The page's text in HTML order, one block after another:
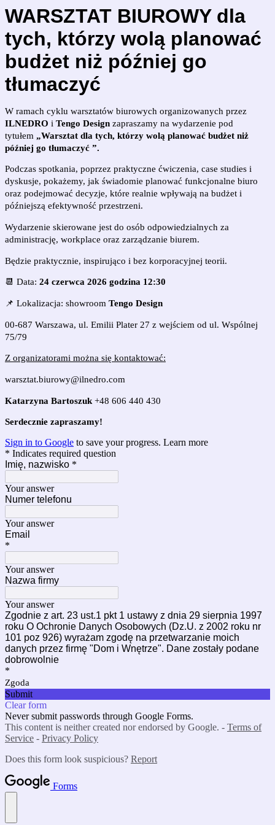
WARSZTAT BIUROWY dla
tych, którzy wolą planować
budżet niż później go
tłumaczyć
W ramach cyklu warsztatów biurowych organizowanych przez
ILNEDRO i Tengo Design zapraszamy na wydarzenie pod
tytułem „Warsztat dla tych, którzy wolą planować budżet niż
później go tłumaczyć ”.
Podczas spotkania, poprzez praktyczne ćwiczenia, case studies i
dyskusje, pokażemy, jak świadomie planować funkcjonalne biuro
oraz podejmować decyzje, które realnie wpływają na budżet i
późniejszą efektywność przestrzeni.
Wydarzenie skierowane jest do osób odpowiedzialnych za
administrację, workplace oraz zarządzanie biurem.
Będzie praktycznie, inspirująco i bez korporacyjnej teorii.
📆 Data: 24 czerwca 2026 godzina 12:30
📌 Lokalizacja: showroom Tengo Design
00-687 Warszawa, ul. Emilii Plater 27 z wejściem od ul. Wspólnej
75/79
Z organizatorami można się kontaktować:
warsztat.biurowy@ilnedro.com
Katarzyna Bartoszuk +48 606 440 430
Serdecznie zapraszamy!
Sign in to Google to save your progress. Learn more
* Indicates required question
Imię, nazwisko *
Your answer
Numer telefonu
Your answer
Email
*
Your answer
Nazwa firmy
Your answer
Zgodnie z art. 23 ust.1 pkt 1 ustawy z dnia 29 sierpnia 1997
roku O Ochronie Danych Osobowych (Dz.U. z 2002 roku nr
101 poz 926) wyrażam zgodę na przetwarzanie moich
danych przez firmę "Dom i Wnętrze". Dane zostały podane
dobrowolnie
*
Zgoda
Submit
Clear form
Never submit passwords through Google Forms.
This content is neither created nor endorsed by Google. - Terms of
Service - Privacy Policy
Does this form look suspicious? Report
Forms